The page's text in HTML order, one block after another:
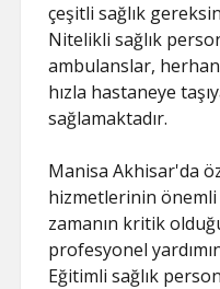
çeşitli sağlık
Nitelikli sağlık
ambulanslar,
hızla hastaneye
sağlamaktadır.
Manisa Akhisar'da
hizmetlerinin
zamanın kritik
profesyonel
Eğitimli sağlık